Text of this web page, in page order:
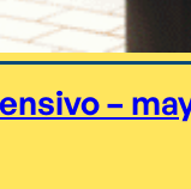
–